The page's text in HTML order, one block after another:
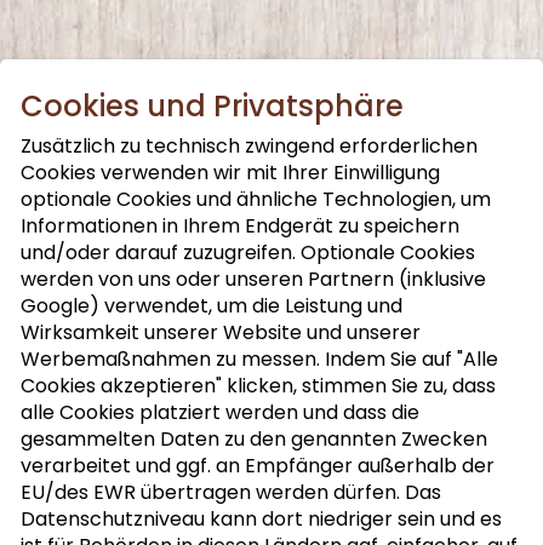
Ernährungsfachkraft,
Presse oder Handel?
Hier finden Sie detaillierte Informationen zu Ihrem
speziellen Interessengebiet.
ERNÄHRUNGSFACHKRÄFTE
PRESSE
Cookies und Privatsphäre
Zusätzlich zu technisch zwingend erforderlichen
Cookies verwenden wir mit Ihrer Einwilligung
optionale Cookies und ähnliche Technologien, um
Informationen in Ihrem Endgerät zu speichern
und/oder darauf zuzugreifen. Optionale Cookies
werden von uns oder unseren Partnern (inklusive
Google) verwendet, um die Leistung und
Wirksamkeit unserer Website und unserer
Werbemaßnahmen zu messen. Indem Sie auf "Alle
Cookies akzeptieren" klicken, stimmen Sie zu, dass
alle Cookies platziert werden und dass die
gesammelten Daten zu den genannten Zwecken
verarbeitet und ggf. an Empfänger außerhalb der
EU/des EWR übertragen werden dürfen. Das
Datenschutzniveau kann dort niedriger sein und es